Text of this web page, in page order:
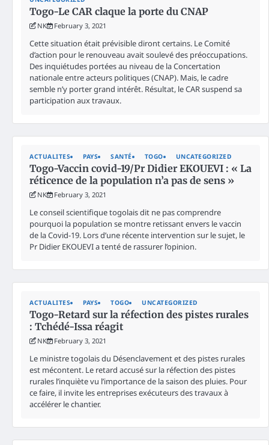
Togo-Le CAR claque la porte du CNAP
NK February 3, 2021
Cette situation était prévisible diront certains. Le Comité
d’action pour le renouveau avait soulevé des préoccupations.
Des inquiétudes portées au niveau de la Concertation
nationale entre acteurs politiques (CNAP). Mais, le cadre
semble n’y porter grand intérêt. Résultat, le CAR suspend sa
participation aux travaux.
ACTUALITES PAYS SANTÉ TOGO UNCATEGORIZED
Togo-Vaccin covid-19/Pr Didier EKOUEVI : « La
réticence de la population n’a pas de sens »
NK February 3, 2021
Le conseil scientifique togolais dit ne pas comprendre
pourquoi la population se montre retissant envers le vaccin
de la Covid-19. Lors d’une récente intervention sur le sujet, le
Pr Didier EKOUEVI a tenté de rassurer l’opinion.
ACTUALITES PAYS TOGO UNCATEGORIZED
Togo-Retard sur la réfection des pistes rurales
: Tchédé-Issa réagit
NK February 3, 2021
Le ministre togolais du Désenclavement et des pistes rurales
est mécontent. Le retard accusé sur la réfection des pistes
rurales l’inquiète vu l’importance de la saison des pluies. Pour
ce faire, il invite les entreprises exécuteurs des travaux à
accélérer le chantier.